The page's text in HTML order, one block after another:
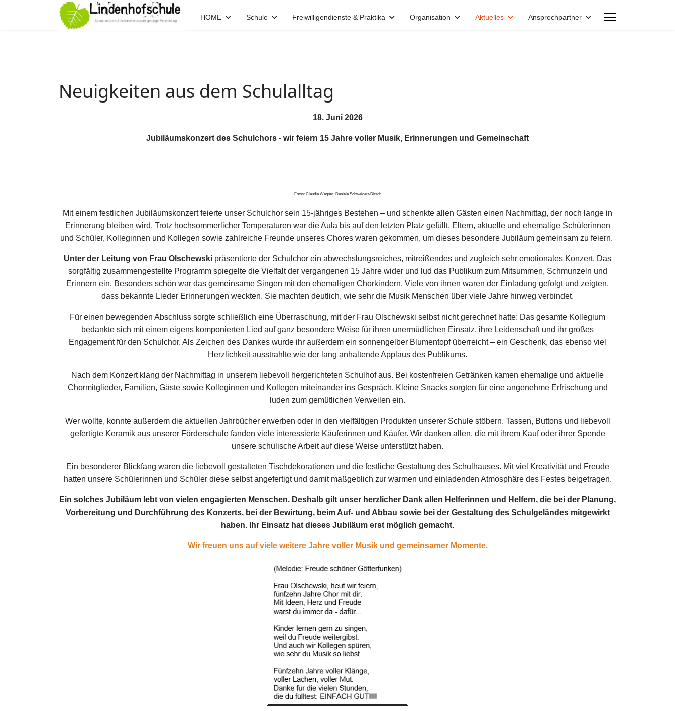
HOME Schule Freiwilligendienste & Praktika Organisation Aktuelles Ansprechpartner
Neuigkeiten aus dem Schulalltag
18. Juni 2026
Jubiläumskonzert des Schulchors - wir feiern 15 Jahre voller Musik, Erinnerungen und Gemeinschaft
Fotos: Claudia Wagner, Daniela Schweigert-Ditsch
Mit einem festlichen Jubiläumskonzert feierte unser Schulchor sein 15-jähriges Bestehen – und schenkte allen Gästen einen Nachmittag, der noch lange in
Erinnerung bleiben wird. Trotz hochsommerlicher Temperaturen war die Aula bis auf den letzten Platz gefüllt. Eltern, aktuelle und ehemalige Schülerinnen
und Schüler, Kolleginnen und Kollegen sowie zahlreiche Freunde unseres Chores waren gekommen, um dieses besondere Jubiläum gemeinsam zu feiern.
Unter der Leitung von Frau Olschewski präsentierte der Schulchor ein abwechslungsreiches, mitreißendes und zugleich sehr emotionales Konzert. Das
sorgfältig zusammengestellte Programm spiegelte die Vielfalt der vergangenen 15 Jahre wider und lud das Publikum zum Mitsummen, Schmunzeln und
Erinnern ein. Besonders schön war das gemeinsame Singen mit den ehemaligen Chorkindern. Viele von ihnen waren der Einladung gefolgt und zeigten,
dass bekannte Lieder Erinnerungen weckten. Sie machten deutlich, wie sehr die Musik Menschen über viele Jahre hinweg verbindet.
Für einen bewegenden Abschluss sorgte schließlich eine Überraschung, mit der Frau Olschewski selbst nicht gerechnet hatte: Das gesamte Kollegium
bedankte sich mit einem eigens komponierten Lied auf ganz besondere Weise für ihren unermüdlichen Einsatz, ihre Leidenschaft und ihr großes
Engagement für den Schulchor. Als Zeichen des Dankes wurde ihr außerdem ein sonnengelber Blumentopf überreicht – ein Geschenk, das ebenso viel
Herzlichkeit ausstrahlte wie der lang anhaltende Applaus des Publikums.
Nach dem Konzert klang der Nachmittag in unserem liebevoll hergerichteten Schulhof aus. Bei kostenfreien Getränken kamen ehemalige und aktuelle
Chormitglieder, Familien, Gäste sowie Kolleginnen und Kollegen miteinander ins Gespräch. Kleine Snacks sorgten für eine angenehme Erfrischung und
luden zum gemütlichen Verweilen ein.
Wer wollte, konnte außerdem die aktuellen Jahrbücher erwerben oder in den vielfältigen Produkten unserer Schule stöbern. Tassen, Buttons und liebevoll
gefertigte Keramik aus unserer Förderschule fanden viele interessierte Käuferinnen und Käufer. Wir danken allen, die mit ihrem Kauf oder ihrer Spende
unsere schulische Arbeit auf diese Weise unterstützt haben.
Ein besonderer Blickfang waren die liebevoll gestalteten Tischdekorationen und die festliche Gestaltung des Schulhauses. Mit viel Kreativität und Freude
hatten unsere Schülerinnen und Schüler diese selbst angefertigt und damit maßgeblich zur warmen und einladenden Atmosphäre des Festes beigetragen.
Ein solches Jubiläum lebt von vielen engagierten Menschen. Deshalb gilt unser herzlicher Dank allen Helferinnen und Helfern, die bei der Planung,
Vorbereitung und Durchführung des Konzerts, bei der Bewirtung, beim Auf- und Abbau sowie bei der Gestaltung des Schulgeländes mitgewirkt
haben. Ihr Einsatz hat dieses Jubiläum erst möglich gemacht.
Wir freuen uns auf viele weitere Jahre voller Musik und gemeinsamer Momente.